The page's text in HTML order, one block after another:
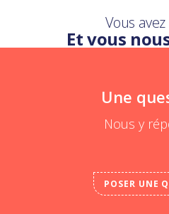
Vous
Et vous
Une
Nous y
POSER UNE